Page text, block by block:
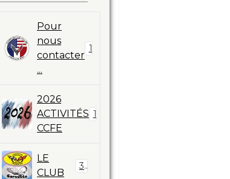
Pour
nous
contacter
...
1
2026
ACTIVITÉS
CCFE
11
LE
CLUB
3